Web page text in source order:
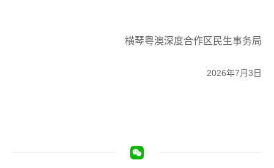
横琴粤澳深度合作区民生事务局
2026年7月3日